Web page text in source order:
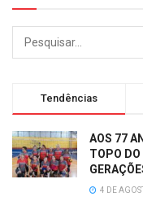
Tendências
AOS 77
TOPO DO
4 DE